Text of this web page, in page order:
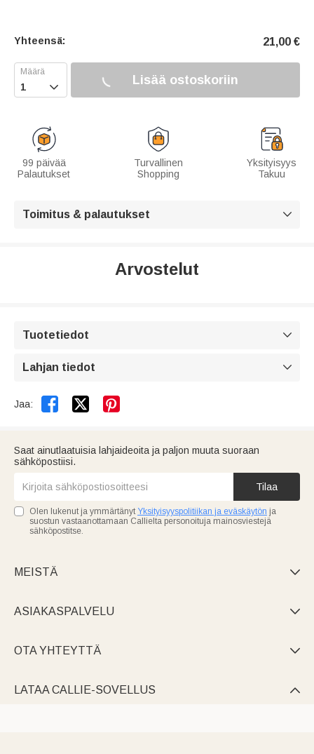
Yhteensä: 21,00 €
 Lisää ostoskoriin
99 päivää
Palautukset
Turvallinen
Shopping
Yksityisyys
Takuu
Toimitus & palautukset 
Arvostelut
Tuotetiedot 
Lahjan tiedot 
Jaa:  
Saat ainutlaatuisia lahjaideoita ja paljon muuta suoraan
sähköpostiisi.
Tilaa
Olen lukenut ja ymmärtänyt Yksityisyyspolitiikan ja eväskäytön ja
suostun vastaanottamaan Callielta personoituja mainosviestejä
sähköpostitse.
MEISTÄ 
ASIAKASPALVELU 
OTA YHTEYTTÄ 
LATAA CALLIE-SOVELLUS 